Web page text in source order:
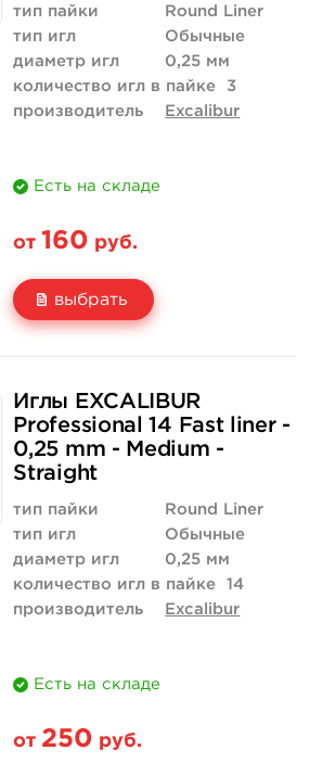
тип пайки
Round Liner
тип игл
Обычные
диаметр игл
0,25 мм
количество игл в пайке
3
производитель
Excalibur
Есть на складе
от 160 руб.
выбрать
160 руб.
купить
1 520 руб.
Иглы EXCALIBUR
Professional 14 Fast liner -
0,25 mm - Medium -
Straight
тип пайки
Round Liner
тип игл
Обычные
диаметр игл
0,25 мм
количество игл в пайке
14
производитель
Excalibur
Есть на складе
от 250 руб.